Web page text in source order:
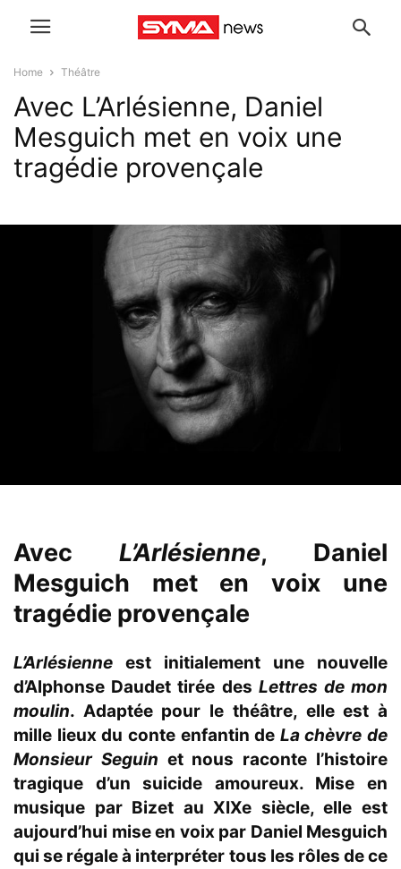
Home Théâtre
Avec L’Arlésienne, Daniel
Mesguich met en voix une
tragédie provençale
Avec L’Arlésienne, Daniel
Mesguich met en voix une
tragédie provençale
L’Arlésienne est initialement une nouvelle
d’Alphonse Daudet tirée des Lettres de mon
moulin. Adaptée pour le théâtre, elle est à
mille lieux du conte enfantin de La chèvre de
Monsieur Seguin et nous raconte l’histoire
tragique d’un suicide amoureux. Mise en
musique par Bizet au XIXe siècle, elle est
aujourd’hui mise en voix par Daniel Mesguich
qui se régale à interpréter tous les rôles de ce